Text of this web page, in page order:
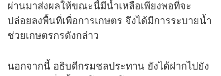
ผ่านมาส่งผลให้ขณะนี้มีน้ำเหลือเพียงพอที่จะ
ปล่อยลงพื้นที่เพื่อการเกษตร จึงได้มีการระบายน้ำ
ช่วยเกษตรกรดังกล่าว
นอกจากนี้ อธิบดีกรมชลประทาน ยังได้ฝากไปยัง